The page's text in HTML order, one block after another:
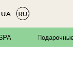
RU
UA